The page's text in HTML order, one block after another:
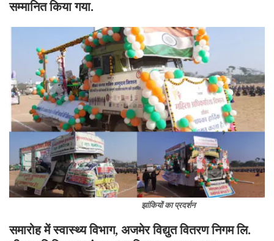
सम्मानित किया गया.
झांकियों का प्रदर्शन
समारोह में स्वास्थ्य विभाग, अजमेर विद्युत वितरण निगम लि.